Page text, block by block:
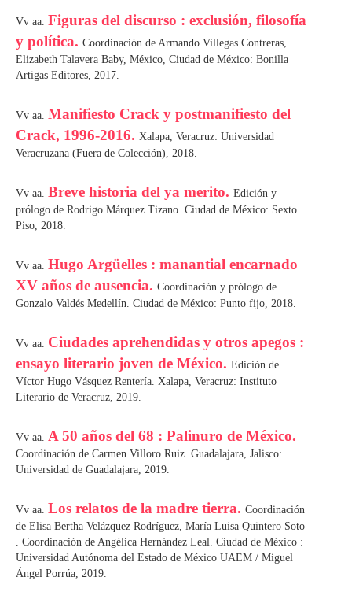
Vv aa. Figuras del discurso : exclusión, filosofía
y política. Coordinación de Armando Villegas Contreras,
Elizabeth Talavera Baby, México, Ciudad de México: Bonilla
Artigas Editores, 2017.
Vv aa. Manifiesto Crack y postmanifiesto del
Crack, 1996-2016. Xalapa, Veracruz: Universidad
Veracruzana (Fuera de Colección), 2018.
Vv aa. Breve historia del ya merito. Edición y
prólogo de Rodrigo Márquez Tizano. Ciudad de México: Sexto
Piso, 2018.
Vv aa. Hugo Argüelles : manantial encarnado
XV años de ausencia. Coordinación y prólogo de
Gonzalo Valdés Medellín. Ciudad de México: Punto fijo, 2018.
Vv aa. Ciudades aprehendidas y otros apegos :
ensayo literario joven de México. Edición de
Víctor Hugo Vásquez Rentería. Xalapa, Veracruz: Instituto
Literario de Veracruz, 2019.
Vv aa. A 50 años del 68 : Palinuro de México.
Coordinación de Carmen Villoro Ruiz. Guadalajara, Jalisco:
Universidad de Guadalajara, 2019.
Vv aa. Los relatos de la madre tierra. Coordinación
de Elisa Bertha Velázquez Rodríguez, María Luisa Quintero Soto
. Coordinación de Angélica Hernández Leal. Ciudad de México :
Universidad Autónoma del Estado de México UAEM / Miguel
Ángel Porrúa, 2019.